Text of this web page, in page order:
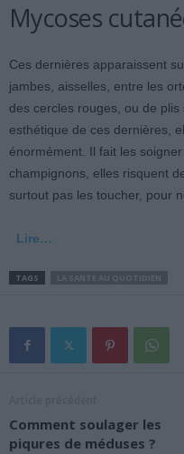
Mycoses
Ces dernières apparaissent
jambes, aisselles, entre les
des cercles rouges, ou de plis
esthétique de ces dernières,
énormément. Il fait les
champignons, elles risquent
surtout pas les toucher, pour
Lire…
TAGS
Comment soulager les
piqures de méduses ?